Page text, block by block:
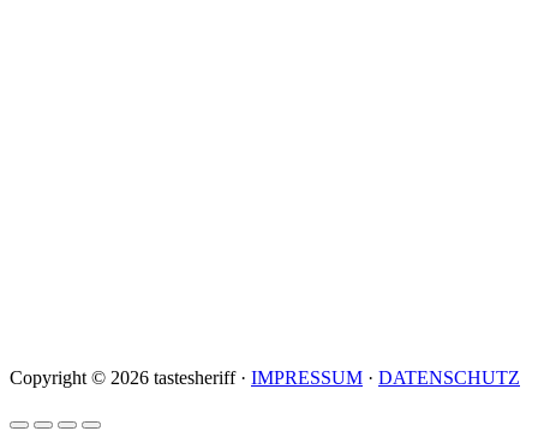
Copyright © 2026 tastesheriff · IMPRESSUM · DATENSCHUTZ